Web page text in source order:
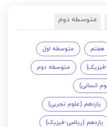
متوسطه دوم
هفتم متوسطه اول
فیزیک) متوسطه دوم
انسانی)
یازدهم (علوم تجربی)
یازدهم (ریاضی-فیزیک)